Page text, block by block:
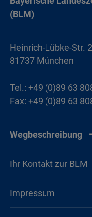
(BLM)
Heinrich-Lübke-Str.
81737 München
Tel.: +49 (0)89 63
Fax: +49 (0)89 63
Wegbeschreibung
Ihr Kontakt zur BLM
Impressum